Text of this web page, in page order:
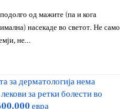
од мажите (па и кога
насекаде во светот. Не само
не…
за дерматологија нема
за ретки болести во
евра